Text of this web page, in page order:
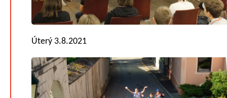
Úterý 3.8.2021